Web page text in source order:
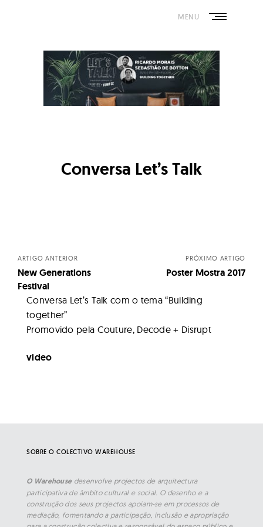
MENU
Conversa Let’s Talk
navigation
ARTIGO ANTERIOR
New Generations
Festival
PRÓXIMO ARTIGO
Poster Mostra 2017
Conversa Let’s Talk com o tema “Building
together”
Promovido pela Couture, Decode + Disrupt
video
SOBRE O COLECTIVO WAREHOUSE
O Warehousedesenvolve projectos de arquitectura
participativa de âmbito cultural e social. O desenho e a
construção dos seus projectos apoiam-se em processos de
mediação, fomentando a participação, inclusão e apropriação